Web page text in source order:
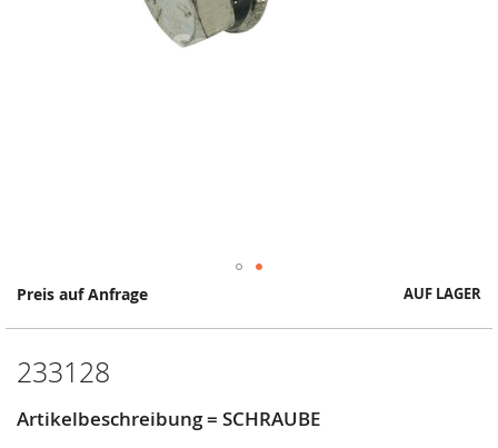
Preis auf Anfrage AUF LAGER
233128
Artikelbeschreibung = SCHRAUBE
Springe
Anfang
Bildergalerie